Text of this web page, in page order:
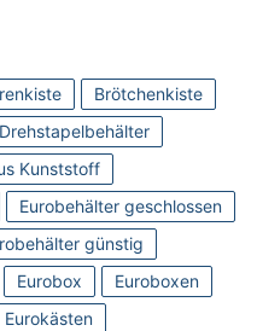
Brötchenkiste
Drehstapelbehälter
Kunststoff
Eurobehälter geschlossen
günstig
Eurobox
Euroboxen
Eurokästen